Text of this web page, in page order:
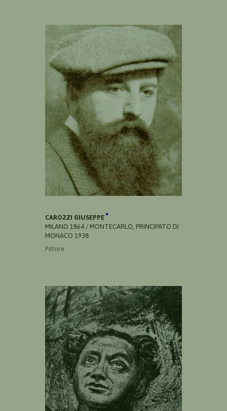
CAROZZI GIUSEPPE
MILANO 1864 / MONTECARLO, PRINCIPATO DI
MONACO 1938
Pittore